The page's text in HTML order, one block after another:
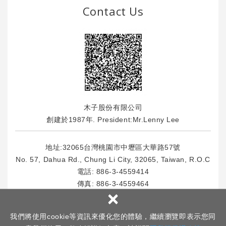
我們將使用cookie等資訊來優化您的體驗，繼續瀏覽即表示您同
×
Contact Us
木子股份有限公司
創建於1987年. President:Mr.Lenny Lee
地址:32065台灣桃園市中壢區大華路57號
No. 57, Dahua Rd., Chung Li City, 32065, Taiwan, R.O.C
電話: 886-3-4559414
傳真: 886-3-4559464
E-Mail : info@msl.com.tw